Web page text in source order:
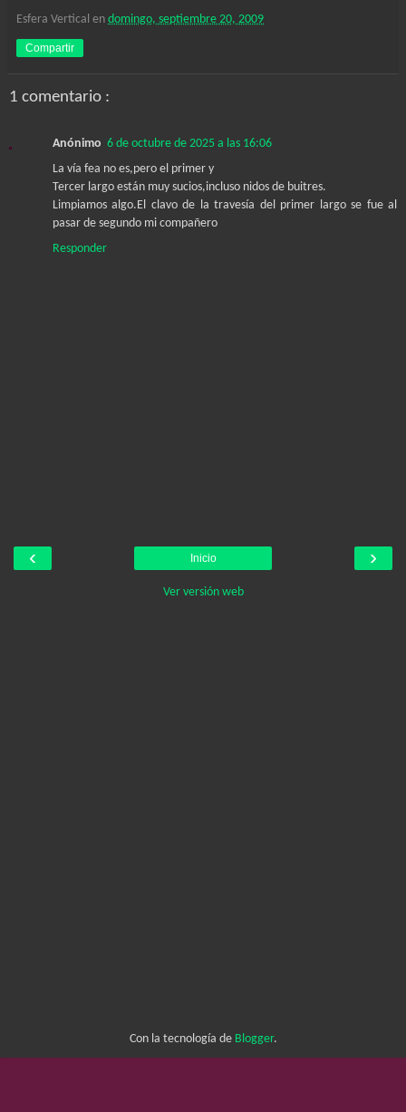
Esfera Vertical en domingo, septiembre 20, 2009
Compartir
1 comentario :
Anónimo 6 de octubre de 2025 a las 16:06
La vía fea no es,pero el primer y
Tercer largo están muy sucios,incluso nidos de buitres.
Limpiamos algo.El clavo de la travesía del primer largo se fue al
pasar de segundo mi compañero
Responder
‹ ›
Inicio
Ver versión web
Con la tecnología de Blogger.